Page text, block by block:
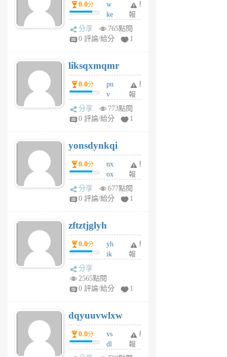
月
前
0.0分
w
ke
rv
pj
6
個
月
前
舉
報
分享
765點閱
0 評論/給分
1
liksqxmqmr
0.0分
pn
v
wt
sv
6
個
月
前
舉
報
分享
773點閱
0 評論/給分
1
yonsdynkqi
0.0分
nx
ox
rh
pe
月
前
舉
報
分享
677點閱
0 評論/給分
1
zftztjglyh
0.0分
yh
ik
tu
6
個
月
前
舉
報
分享
2565點閱
0 評論/給分
1
dqyuuvwlxw
0.0分
vs
dl
sq
舉
報